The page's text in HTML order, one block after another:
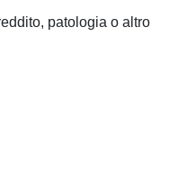
patologia o altro